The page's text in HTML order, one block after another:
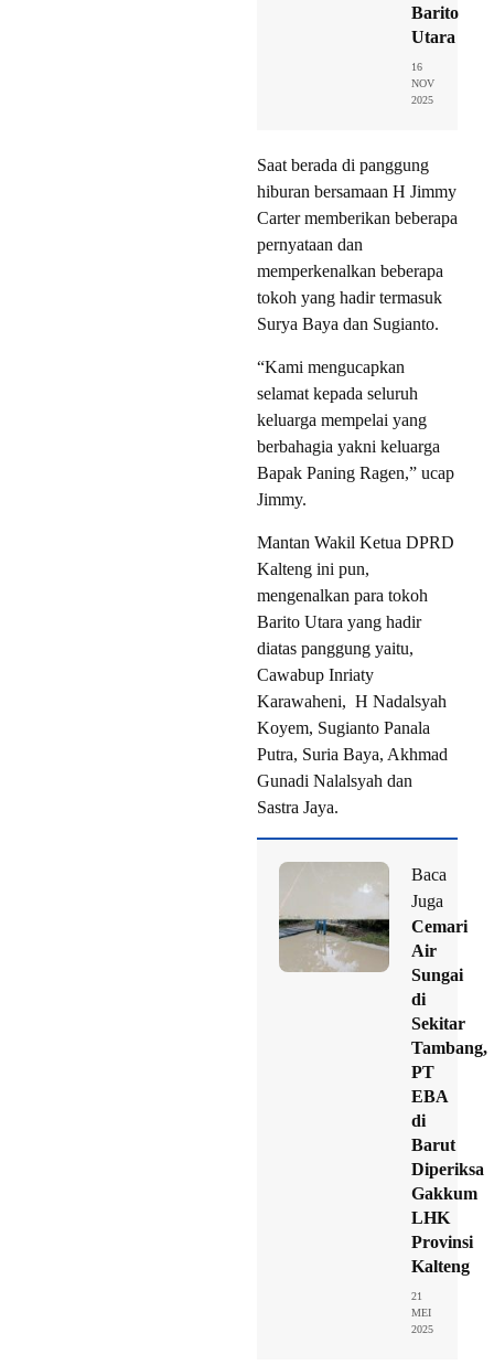
Barito
Utara
16
NOV
2025
Saat berada di panggung
hiburan bersamaan H Jimmy
Carter memberikan beberapa
pernyataan dan
memperkenalkan beberapa
tokoh yang hadir termasuk
Surya Baya dan Sugianto.
“Kami mengucapkan
selamat kepada seluruh
keluarga mempelai yang
berbahagia yakni keluarga
Bapak Paning Ragen,” ucap
Jimmy.
Mantan Wakil Ketua DPRD
Kalteng ini pun,
mengenalkan para tokoh
Barito Utara yang hadir
diatas panggung yaitu,
Cawabup Inriaty
Karawaheni, H Nadalsyah
Koyem, Sugianto Panala
Putra, Suria Baya, Akhmad
Gunadi Nalalsyah dan
Sastra Jaya.
Baca
Juga
Cemari
Air
Sungai
di
Sekitar
Tambang,
PT
EBA
di
Barut
Diperiksa
Gakkum
LHK
Provinsi
Kalteng
21
MEI
2025